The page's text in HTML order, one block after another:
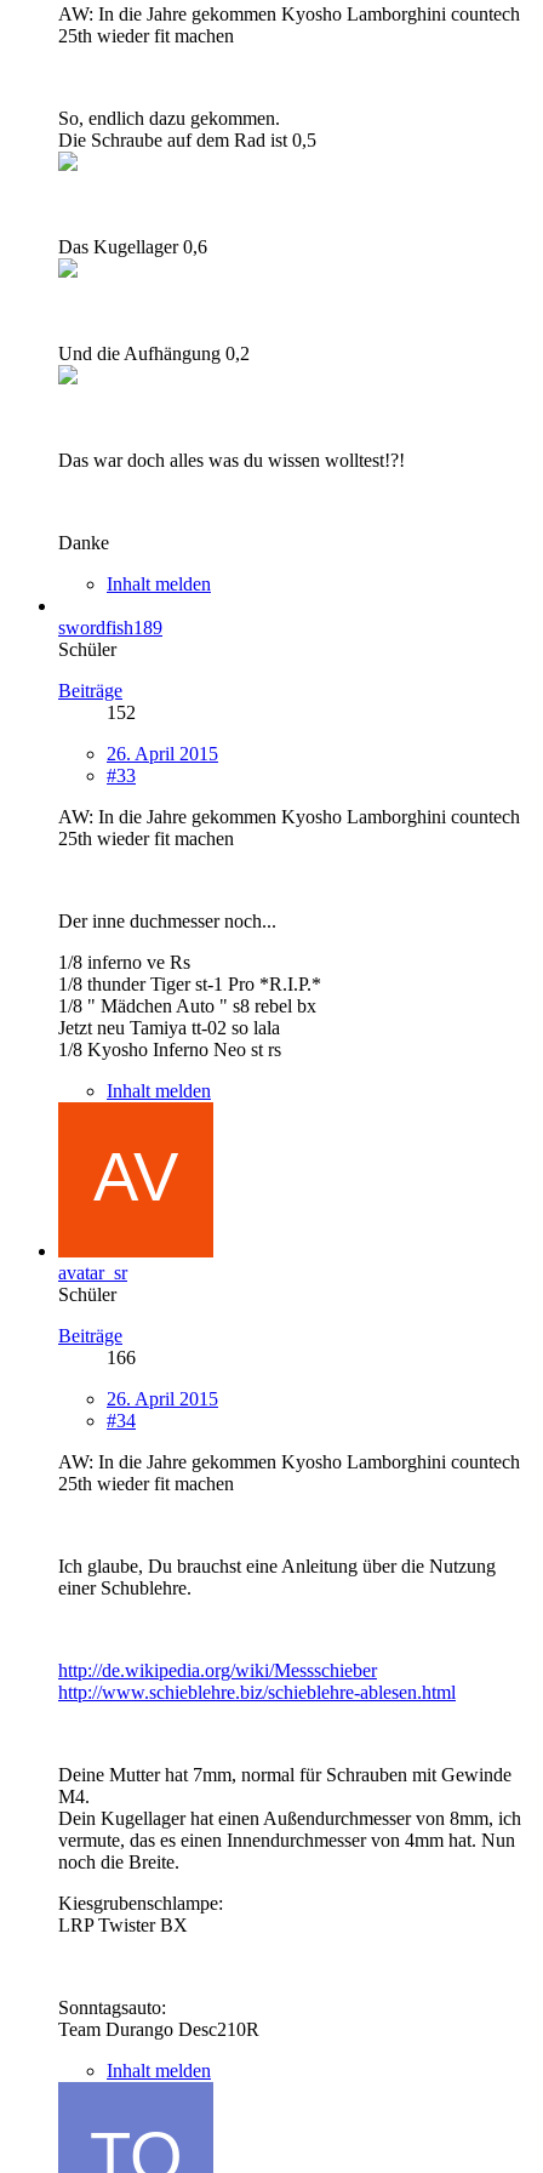
AW: In die Jahre gekommen Kyosho Lamborghini countech
25th wieder fit machen
So, endlich dazu gekommen.
Die Schraube auf dem Rad ist 0,5
Das Kugellager 0,6
Und die Aufhängung 0,2
Das war doch alles was du wissen wolltest!?!
Danke
Inhalt melden
swordfish189
Schüler
Beiträge
152
26. April 2015
#33
AW: In die Jahre gekommen Kyosho Lamborghini countech
25th wieder fit machen
Der inne duchmesser noch...
1/8 inferno ve Rs
1/8 thunder Tiger st-1 Pro *R.I.P.*
1/8 " Mädchen Auto " s8 rebel bx
Jetzt neu Tamiya tt-02 so lala
1/8 Kyosho Inferno Neo st rs
Inhalt melden
avatar_sr
Schüler
Beiträge
166
26. April 2015
#34
AW: In die Jahre gekommen Kyosho Lamborghini countech
25th wieder fit machen
Ich glaube, Du brauchst eine Anleitung über die Nutzung
einer Schublehre.
http://de.wikipedia.org/wiki/Messschieber
http://www.schieblehre.biz/schieblehre-ablesen.html
Deine Mutter hat 7mm, normal für Schrauben mit Gewinde
M4.
Dein Kugellager hat einen Außendurchmesser von 8mm, ich
vermute, das es einen Innendurchmesser von 4mm hat. Nun
noch die Breite.
Kiesgrubenschlampe:
LRP Twister BX
Sonntagsauto:
Team Durango Desc210R
Inhalt melden